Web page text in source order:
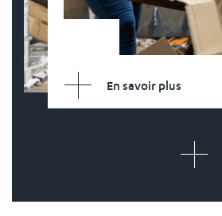
En savoir plus